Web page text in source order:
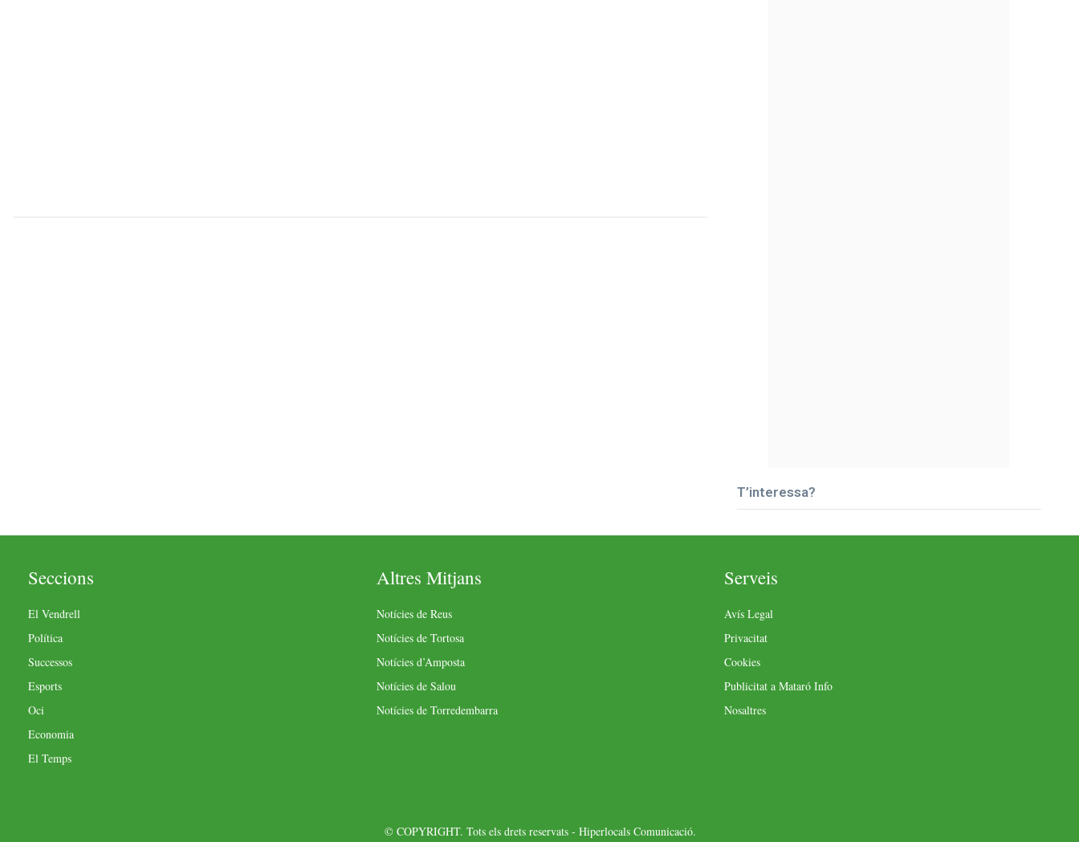
T’interessa?
Seccions
El Vendrell
Política
Successos
Esports
Oci
Economia
El Temps
Altres Mitjans
Notícies de Reus
Notícies de Tortosa
Notícies d’Amposta
Notícies de Salou
Notícies de Torredembarra
Serveis
Avís Legal
Privacitat
Cookies
Publicitat a Mataró Info
Nosaltres
© COPYRIGHT. Tots els drets reservats - Hiperlocals Comunicació.